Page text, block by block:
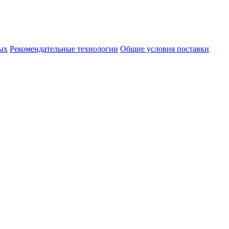
Рекомендательные технологии Общие условия поставки